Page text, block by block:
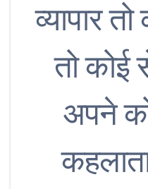
व्यापार
तो कोई
अपने को